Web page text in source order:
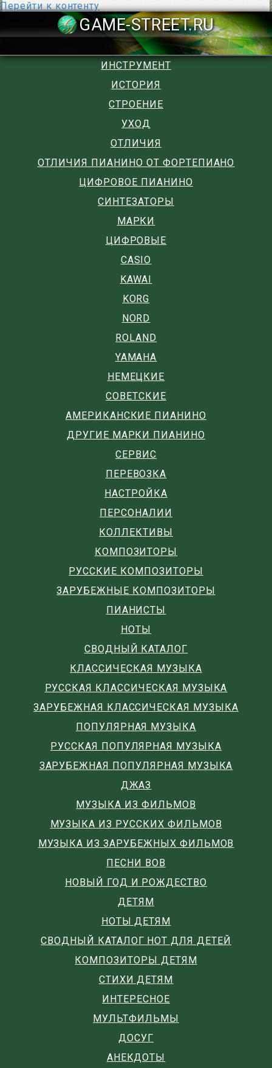
Перейти к контенту
GAME-
ИНСТРУМЕНТ
ИСТОРИЯ
СТРОЕНИЕ
УХОД
ОТЛИЧИЯ
ОТЛИЧИЯ ПИАНИНО ОТ ФОРТЕПИАНО
ЦИФРОВОЕ ПИАНИНО
СИНТЕЗАТОРЫ
МАРКИ
ЦИФРОВЫЕ
CASIO
KAWAI
KORG
NORD
ROLAND
YAMAHA
НЕМЕЦКИЕ
СОВЕТСКИЕ
АМЕРИКАНСКИЕ ПИАНИНО
ДРУГИЕ МАРКИ ПИАНИНО
СЕРВИС
ПЕРЕВОЗКА
НАСТРОЙКА
ПЕРСОНАЛИИ
КОЛЛЕКТИВЫ
КОМПОЗИТОРЫ
РУССКИЕ КОМПОЗИТОРЫ
ЗАРУБЕЖНЫЕ КОМПОЗИТОРЫ
ПИАНИСТЫ
НОТЫ
СВОДНЫЙ КАТАЛОГ
КЛАССИЧЕСКАЯ МУЗЫКА
РУССКАЯ КЛАССИЧЕСКАЯ МУЗЫКА
ЗАРУБЕЖНАЯ КЛАССИЧЕСКАЯ МУЗЫКА
ПОПУЛЯРНАЯ МУЗЫКА
РУССКАЯ ПОПУЛЯРНАЯ МУЗЫКА
ЗАРУБЕЖНАЯ ПОПУЛЯРНАЯ МУЗЫКА
ДЖАЗ
МУЗЫКА ИЗ ФИЛЬМОВ
МУЗЫКА ИЗ РУССКИХ ФИЛЬМОВ
МУЗЫКА ИЗ ЗАРУБЕЖНЫХ ФИЛЬМОВ
ПЕСНИ ВОВ
НОВЫЙ ГОД И РОЖДЕСТВО
ДЕТЯМ
НОТЫ ДЕТЯМ
СВОДНЫЙ КАТАЛОГ НОТ ДЛЯ ДЕТЕЙ
КОМПОЗИТОРЫ ДЕТЯМ
СТИХИ ДЕТЯМ
ИНТЕРЕСНОЕ
МУЛЬТФИЛЬМЫ
ДОСУГ
АНЕКДОТЫ